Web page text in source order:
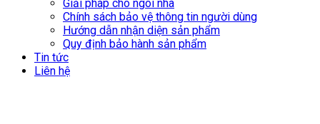
Giải pháp cho ngôi nhà
Chính sách bảo vệ thông tin người dùng
Hướng dẫn nhận diện sản phẩm
Quy định bảo hành sản phẩm
Tin tức
Liên hệ